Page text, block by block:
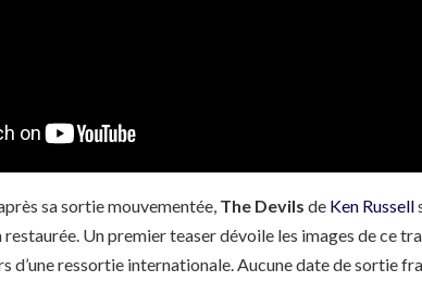
sa sortie mouvementée, The Devils de Ken Russell
restaurée. Un premier teaser dévoile les images de ce
d’une ressortie internationale. Aucune date de sortie